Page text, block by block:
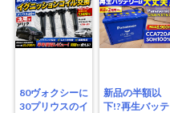
80ヴォクシーに
30プリウスのイ
新品の半額以
下!?再生バッテ